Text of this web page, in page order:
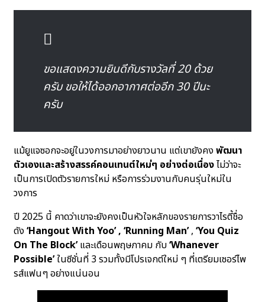
ขอแสดงความยินดีกับรางวัลที่ 20 ด้วย
ครับ ขอให้ได้ออกอากาศต่ออีก 30 ปีนะ
ครับ
แม้ยูแจซอกจะอยู่ในวงการมาอย่างยาวนาน แต่เขายังคงพัฒนา
ตัวเองและสร้างสรรค์คอนเทนต์ใหม่ๆ อย่างต่อเนื่องไม่ว่าจะ
เป็นการเปิดตัวรายการใหม่ หรือการร่วมงานกับคนรุ่นใหม่ใน
วงการ
ปี 2025 นี้ คาดว่าเขาจะยังคงเป็นหัวใจหลักของรายการวาไรตี้ชื่อ
ดัง‘Hangout With Yoo’ , ‘Running Man’, ‘You Quiz
On The Block’และเดือนพฤษภาคม กับ‘Whanever
Possible’ในซีซั่นที่ 3 รวมทั้งมีโปรเจกต์ใหม่ ๆ ที่เตรียมเซอร์ไพ
รส์แฟนๆ อย่างแน่นอน